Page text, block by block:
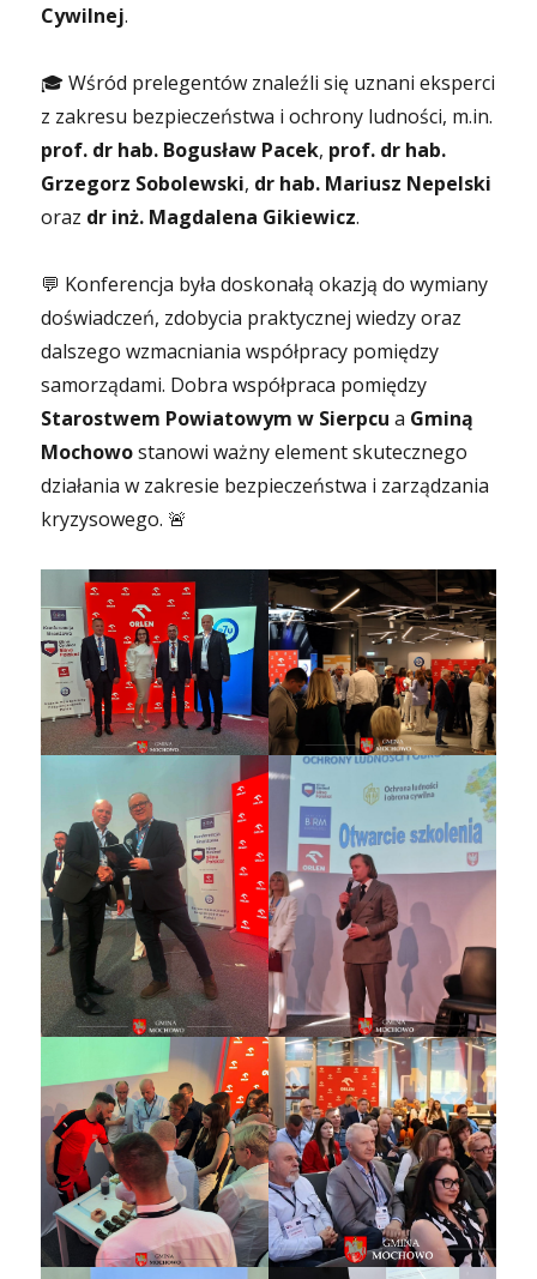
Cywilnej.
🎓 Wśród prelegentów znaleźli się uznani eksperci
z zakresu bezpieczeństwa i ochrony ludności, m.in.
prof. dr hab. Bogusław Pacek, prof. dr hab.
Grzegorz Sobolewski, dr hab. Mariusz Nepelski
oraz dr inż. Magdalena Gikiewicz.
💬 Konferencja była doskonałą okazją do wymiany
doświadczeń, zdobycia praktycznej wiedzy oraz
dalszego wzmacniania współpracy pomiędzy
samorządami. Dobra współpraca pomiędzy
Starostwem Powiatowym w Sierpcu a Gminą
Mochowostanowi ważny element skutecznego
działania w zakresie bezpieczeństwa i zarządzania
kryzysowego. 🚨